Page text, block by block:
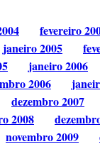
fevereiro
janeiro 2005
janeiro 2006
2006
dezembro 2007
2008
novembro 2009